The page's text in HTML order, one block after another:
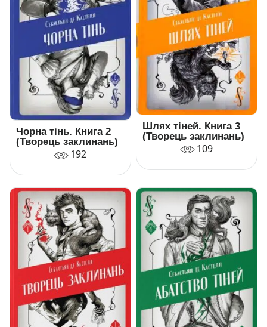
Чорна тінь. Книга 2
(Творець заклинань)
192
Шлях тіней. Книга 3
(Творець заклинань)
109